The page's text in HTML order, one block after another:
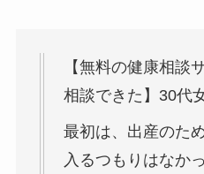
【無料の健康相談
相談できた】30代
最初は、出産のた
入るつもりはなか